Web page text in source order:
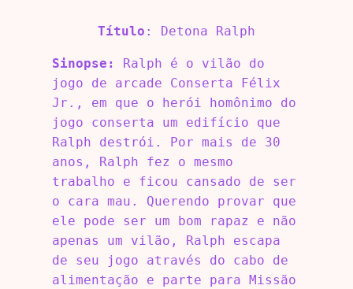
Título : Detona Ralph
Sinopse:
Ralph é o vilão do
jogo de arcade Conserta Félix
Jr., em que o herói homônimo do
jogo conserta um edifício que
Ralph destrói. Por mais de 30
anos, Ralph fez o mesmo
trabalho e ficou cansado de ser
o cara mau. Querendo provar que
ele pode ser um bom rapaz e não
apenas um vilão, Ralph escapa
de seu jogo através do cabo de
alimentação e parte para Missão